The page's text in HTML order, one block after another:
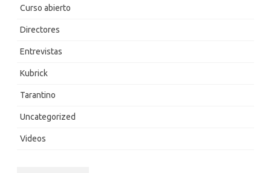
Curso abierto
Directores
Entrevistas
Kubrick
Tarantino
Uncategorized
Videos